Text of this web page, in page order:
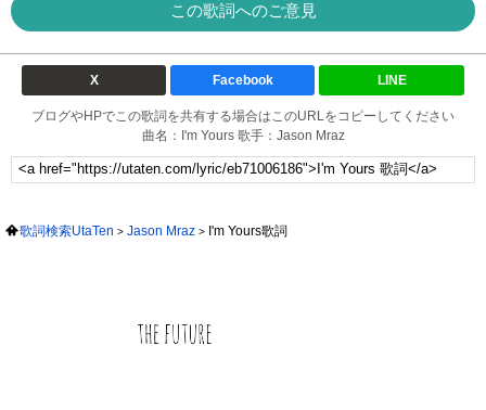
この歌詞へのご意見
X Facebook LINE
ブログやHPでこの歌詞を共有する場合はこのURLをコピーしてください
曲名：I'm Yours 歌手：Jason Mraz
歌詞検索UtaTen Jason Mraz I'm Yours歌詞